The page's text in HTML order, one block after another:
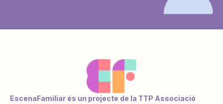
EscenaFamiliar és un projecte de la TTP Associació